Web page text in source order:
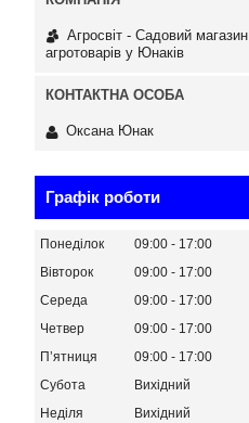
Агросвіт - Садовий магазин
агротоварів у Юнаків
Оксана Юнак
Графік роботи
Понеділок 09:00
17:00
Вівторок
09:00
17:00
Середа
09:00
17:00
Четвер
09:00
17:00
Пʼятниця
09:00
17:00
Субота
Вихідний
Неділя
Вихідний